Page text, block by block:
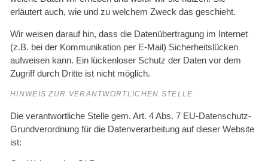
erläutert auch, wie und zu welchem Zweck das geschieht.
Wir weisen darauf hin, dass die Datenübertragung im Internet
(z.B. bei der Kommunikation per E-Mail) Sicherheitslücken
aufweisen kann. Ein lückenloser Schutz der Daten vor dem
Zugriff durch Dritte ist nicht möglich.
HINWEIS ZUR VERANTWORTLICHEN STELLE
Die verantwortliche Stelle gem. Art. 4 Abs. 7 EU-Datenschutz-
Grundverordnung für die Datenverarbeitung auf dieser Website
ist: